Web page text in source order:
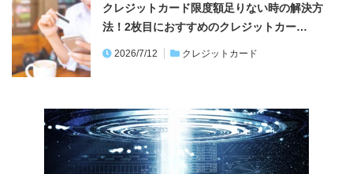
クレジットカード限度額足りない時の解決方
法！2枚目におすすめのクレジットカー…
2026/7/12 クレジットカード